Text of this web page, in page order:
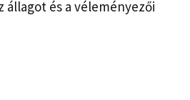
állagot és a véleményezői